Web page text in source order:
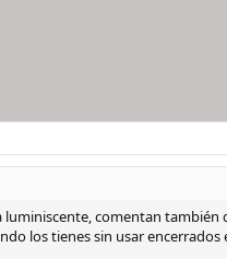
comentan también
los tienes sin usar encerrados